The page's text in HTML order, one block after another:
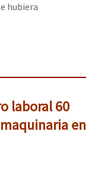
hubiera
laboral 60
en